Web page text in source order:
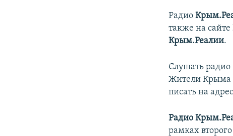
Радио
также на сайте
Крым.Реалии.
Слушать радио
Жители Крыма
писать на
Радио
рамках